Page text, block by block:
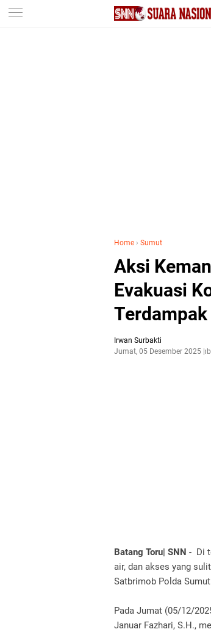
-->
Home › Sumut
Aksi
Evakuasi
Irwan Surbakti
Jumat, 05 Desember 2025
Batang Toru| SNN - Di
air, dan akses yang
Satbrimob Polda
Pada Jumat (05/12/
Januar Fazhari, S.H.,